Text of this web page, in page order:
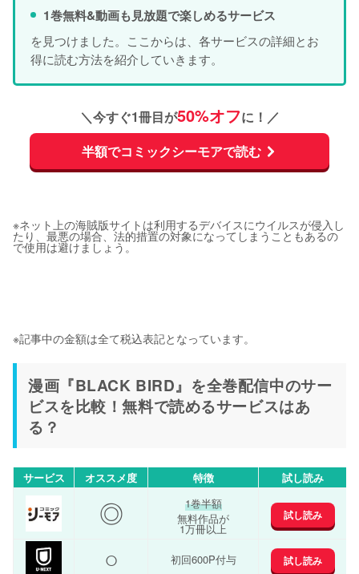
1巻無料&動画も見放題で楽しめるサービス
を見つけました。ここからは、各サービスの詳細とお
得に読む方法を紹介していきます。
＼今すぐ1冊目が50%オフに！／
半額でコミックシーモアで読む
※ネット上の海賊版サイトは利用するデバイスにウイルスが侵入し
たり、最悪の場合、法的措置の対象になってしまうこともあるの
で使用は避けましょう。
※記事中の金額は全て税込表記となっています。
漫画『BLACK BIRD』を全巻配信中のサー
ビスを比較！無料で読めるサービスはあ
る？
サービス オススメ度 特徴 試し読み
◎
1巻半額
無料作品が
1万冊以上
試し読み
○ 初回600P付与 試し読み